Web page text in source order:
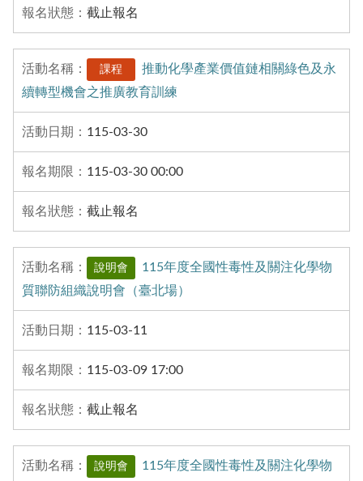
截止報名
課程
推動化學產業價值鏈相關綠色及永
續轉型機會之推廣教育訓練
115-03-30
115-03-30 00:00
截止報名
說明會
115年度全國性毒性及關注化學物
質聯防組織說明會（臺北場）
115-03-11
115-03-09 17:00
截止報名
說明會
115年度全國性毒性及關注化學物